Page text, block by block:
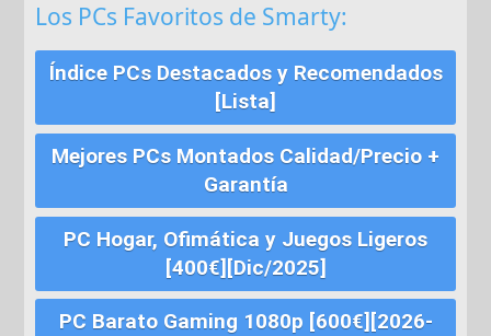
Los PCs Favoritos de Smarty:
Índice PCs Destacados y Recomendados
[Lista]
Mejores PCs Montados Calidad/Precio +
Garantía
PC Hogar, Ofimática y Juegos Ligeros
[400€][Dic/2025]
PC Barato Gaming 1080p [600€][2026-